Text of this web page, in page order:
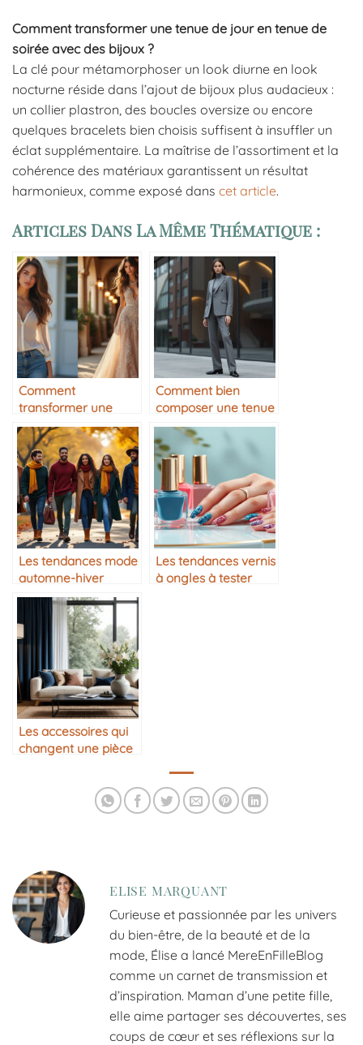
Comment transformer une tenue de jour en tenue de
soirée avec des bijoux ?
La clé pour métamorphoser un look diurne en look
nocturne réside dans l’ajout de bijoux plus audacieux :
un collier plastron, des boucles oversize ou encore
quelques bracelets bien choisis suffisent à insuffler un
éclat supplémentaire. La maîtrise de l’assortiment et la
cohérence des matériaux garantissent un résultat
harmonieux, comme exposé dans cet article.
Articles Dans La Même Thématique :
Comment
transformer une
tenue de jour en
tenue de soirée
Comment bien
composer une tenue
monochrome
Les tendances mode
automne-hiver
Les tendances vernis
à ongles à tester
Les accessoires qui
changent une pièce
ELISE MARQUANT
Curieuse et passionnée par les univers
du bien-être, de la beauté et de la
mode, Élise a lancé MereEnFilleBlog
comme un carnet de transmission et
d’inspiration. Maman d’une petite fille,
elle aime partager ses découvertes, ses
coups de cœur et ses réflexions sur la